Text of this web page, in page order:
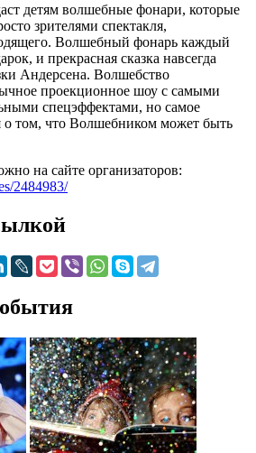
детям волшебные фонари, которые
зрителями спектакля,
Волшебный фонарь каждый
и прекрасная сказка навсегда
Андерсена. Волшебство
проекционное шоу с самыми
спецэффектами, но самое
о том, что Волшебником может быть
на сайте организаторов:
2484983/